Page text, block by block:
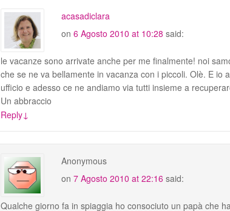
acasadiclara
on 6 Agosto 2010 at 10:28 said:
le vacanze sono arrivate anche per me finalmente! noi
che se ne va bellamente in vacanza con i piccoli. Olè. E io
ufficio e adesso ce ne andiamo via tutti insieme a
Un abbraccio
Reply↓
Anonymous
on 7 Agosto 2010 at 22:16 said:
Qualche giorno fa in spiaggia ho consociuto un papà che